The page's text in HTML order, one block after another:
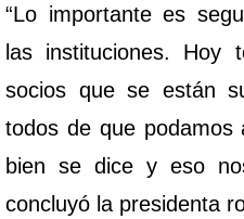
“Lo importante es
las instituciones. Hoy
socios que se están
todos de que podamos
bien se dice y eso
concluyó la presidenta